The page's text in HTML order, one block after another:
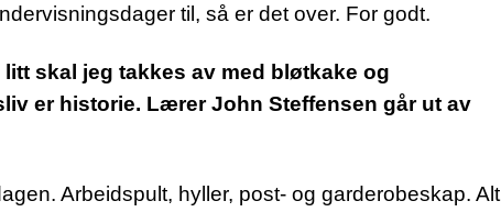
til, så er det over. For godt.
skal jeg takkes av med bløtkake og
er historie. Lærer John Steffensen går ut av
Arbeidspult, hyller, post- og garderobeskap. Alt